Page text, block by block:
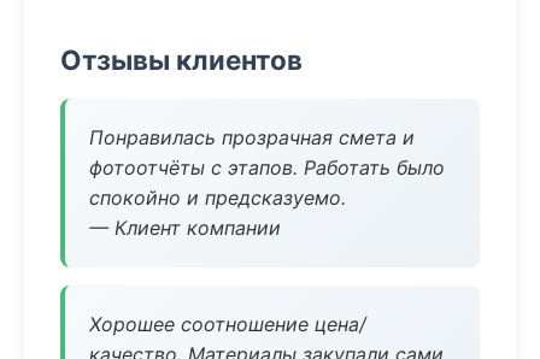
Отзывы клиентов
Понравилась прозрачная смета и
фотоотчёты с этапов. Работать было
спокойно и предсказуемо.
— Клиент компании
Хорошее соотношение цена/
качество. Материалы закупали сами